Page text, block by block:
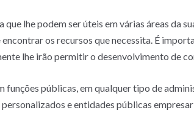
lhe podem ser úteis em várias áreas da
os recursos que necessita. É
lhe irão permitir o desenvolvimento de
funções públicas, em qualquer tipo de
e entidades públicas